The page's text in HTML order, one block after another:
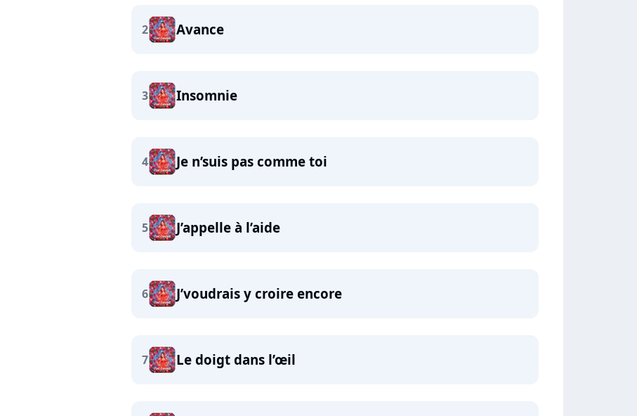
2 Avance
3 Insomnie
4 Je n’suis pas comme toi
5 J’appelle à l’aide
6 J’voudrais y croire encore
7 Le doigt dans l’œil